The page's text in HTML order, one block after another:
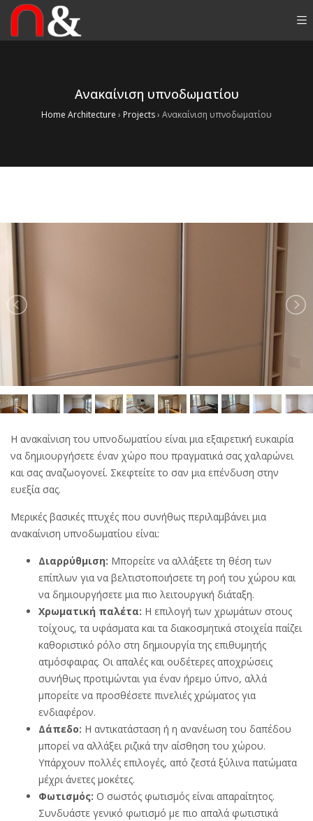
Ανακαίνιση υπνοδωματίου
Home Architecture › Projects› Ανακαίνιση υπνοδωματίου
Η ανακαίνιση του υπνοδωματίου είναι μια εξαιρετική ευκαιρία
να δημιουργήσετε έναν χώρο που πραγματικά σας χαλαρώνει
και σας αναζωογονεί. Σκεφτείτε το σαν μια επένδυση στην
ευεξία σας.
Μερικές βασικές πτυχές που συνήθως περιλαμβάνει μια
ανακαίνιση υπνοδωματίου είναι:
Διαρρύθμιση: Μπορείτε να αλλάξετε τη θέση των
επίπλων για να βελτιστοποιήσετε τη ροή του χώρου και
να δημιουργήσετε μια πιο λειτουργική διάταξη.
Χρωματική παλέτα: Η επιλογή των χρωμάτων στους
τοίχους, τα υφάσματα και τα διακοσμητικά στοιχεία παίζει
καθοριστικό ρόλο στη δημιουργία της επιθυμητής
ατμόσφαιρας. Οι απαλές και ουδέτερες αποχρώσεις
συνήθως προτιμώνται για έναν ήρεμο ύπνο, αλλά
μπορείτε να προσθέσετε πινελιές χρώματος για
ενδιαφέρον.
Δάπεδο: Η αντικατάσταση ή η ανανέωση του δαπέδου
μπορεί να αλλάξει ριζικά την αίσθηση του χώρου.
Υπάρχουν πολλές επιλογές, από ζεστά ξύλινα πατώματα
μέχρι άνετες μοκέτες.
Φωτισμός: Ο σωστός φωτισμός είναι απαραίτητος.
Συνδυάστε γενικό φωτισμό με πιο απαλά φωτιστικά